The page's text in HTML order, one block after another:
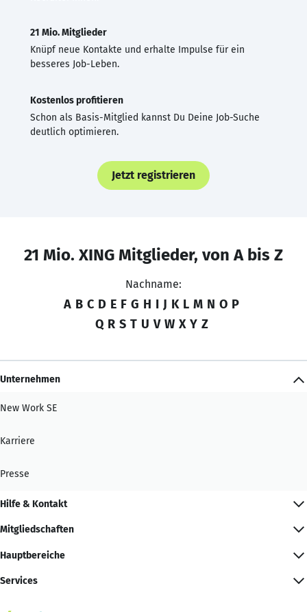
21 Mio. Mitglieder
Knüpf neue Kontakte und erhalte Impulse für ein
besseres Job-Leben.
Kostenlos profitieren
Schon als Basis-Mitglied kannst Du Deine Job-Suche
deutlich optimieren.
Jetzt registrieren
21 Mio. XING Mitglieder, von A bis Z
Nachname:
A B C D E F G H I J K L M N O P
Q R S T U V W X Y Z
Unternehmen
New Work SE
Karriere
Presse
Hilfe & Kontakt
Mitgliedschaften
Hauptbereiche
Services